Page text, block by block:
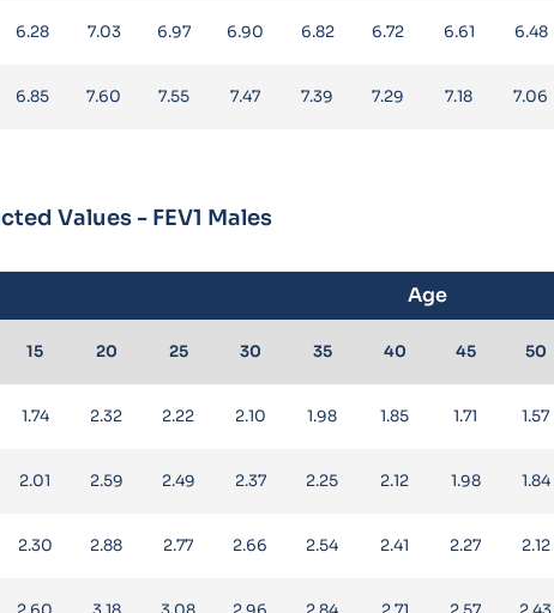
6.28 7.03 6.97 6.90 6.82 6.72 6.61 6.48
6.85 7.60 7.55 7.47 7.39 7.29 7.18 7.06
Values - FEV1 Males
Age
15 20 25 30 35 40 45 50
1.74 2.32 2.22 2.10 1.98 1.85 1.71 1.57
2.01 2.59 2.49 2.37 2.25 2.12 1.98 1.84
2.30 2.88 2.77 2.66 2.54 2.41 2.27 2.12